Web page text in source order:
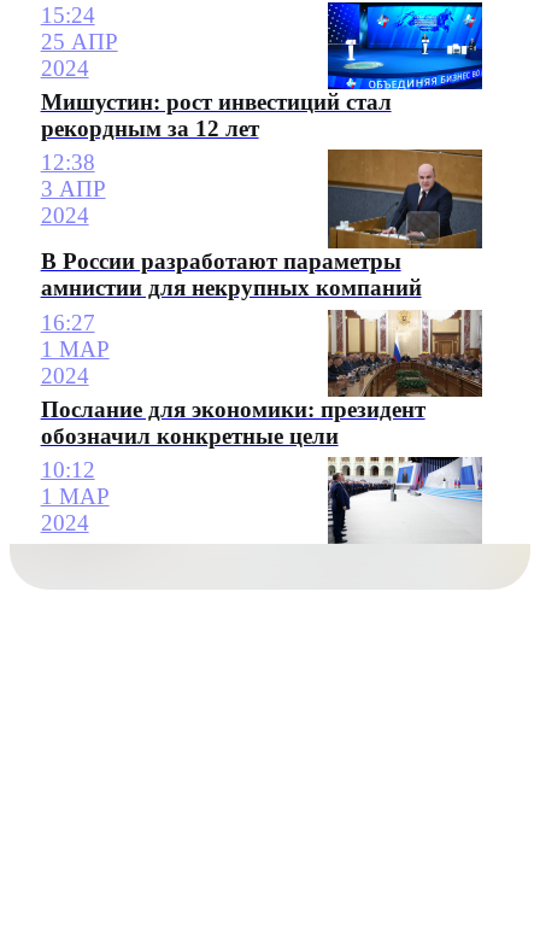
15:24
25 АПР
2024
Мишустин: рост инвестиций стал
рекордным за 12 лет
12:38
3 АПР
2024
В России разработают параметры
амнистии для некрупных компаний
16:27
1 МАР
2024
Послание для экономики: президент
обозначил конкретные цели
10:12
1 МАР
2024